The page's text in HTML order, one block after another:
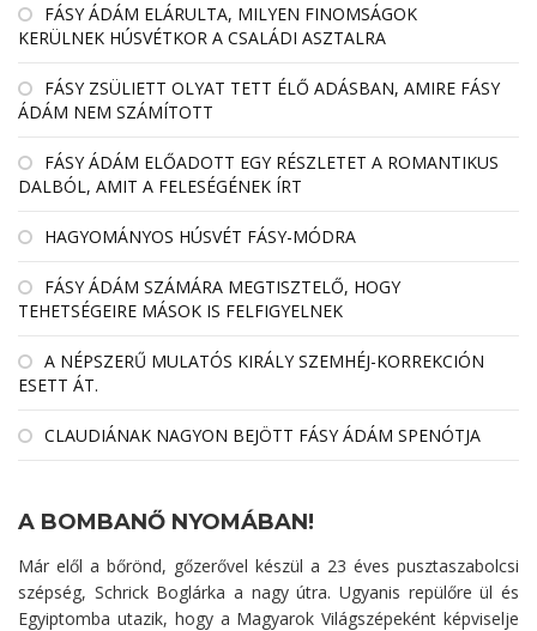
FÁSY ÁDÁM ELÁRULTA, MILYEN FINOMSÁGOK
KERÜLNEK HÚSVÉTKOR A CSALÁDI ASZTALRA
FÁSY ZSÜLIETT OLYAT TETT ÉLŐ ADÁSBAN, AMIRE FÁSY
ÁDÁM NEM SZÁMÍTOTT
FÁSY ÁDÁM ELŐADOTT EGY RÉSZLETET A ROMANTIKUS
DALBÓL, AMIT A FELESÉGÉNEK ÍRT
HAGYOMÁNYOS HÚSVÉT FÁSY-MÓDRA
FÁSY ÁDÁM SZÁMÁRA MEGTISZTELŐ, HOGY
TEHETSÉGEIRE MÁSOK IS FELFIGYELNEK
A NÉPSZERŰ MULATÓS KIRÁLY SZEMHÉJ-KORREKCIÓN
ESETT ÁT.
CLAUDIÁNAK NAGYON BEJÖTT FÁSY ÁDÁM SPENÓTJA
A BOMBANŐ NYOMÁBAN!
Már elől a bőrönd, gőzerővel készül a 23 éves pusztaszabolcsi
szépség, Schrick Boglárka a nagy útra. Ugyanis repülőre ül és
Egyiptomba utazik, hogy a Magyarok Világszépeként képviselje